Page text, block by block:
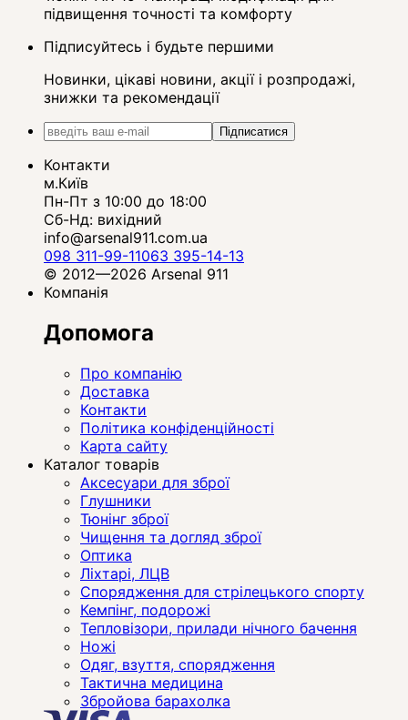
підвищення точності та комфорту
Підписуйтесь і будьте першими
Новинки, цікаві новини, акції і розпродажі,
знижки та рекомендації
Підписатися
Контакти
м.Київ
Пн-Пт з 10:00 до 18:00
Сб-Нд: вихідний
info@arsenal911.com.ua
098 311-99-11063 395-14-13
© 2012—2026 Arsenal 911
Компанія
Допомога
Про компанію
Доставка
Контакти
Політика конфіденційності
Карта сайту
Каталог товарів
Аксесуари для зброї
Глушники
Тюнінг зброї
Чищення та догляд зброї
Оптика
Ліхтарі, ЛЦВ
Спорядження для стрілецького спорту
Кемпінг, подорожі
Тепловізори, прилади нічного бачення
Ножі
Одяг, взуття, спорядження
Тактична медицина
Збройова барахолка